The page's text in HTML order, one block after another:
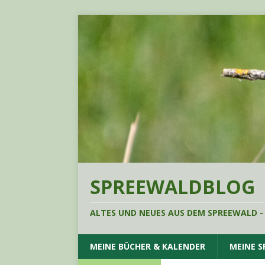
SPREEWALDBLOG
ALTES UND NEUES AUS DEM SPREEWALD
MEINE BÜCHER & KALENDER MEINE